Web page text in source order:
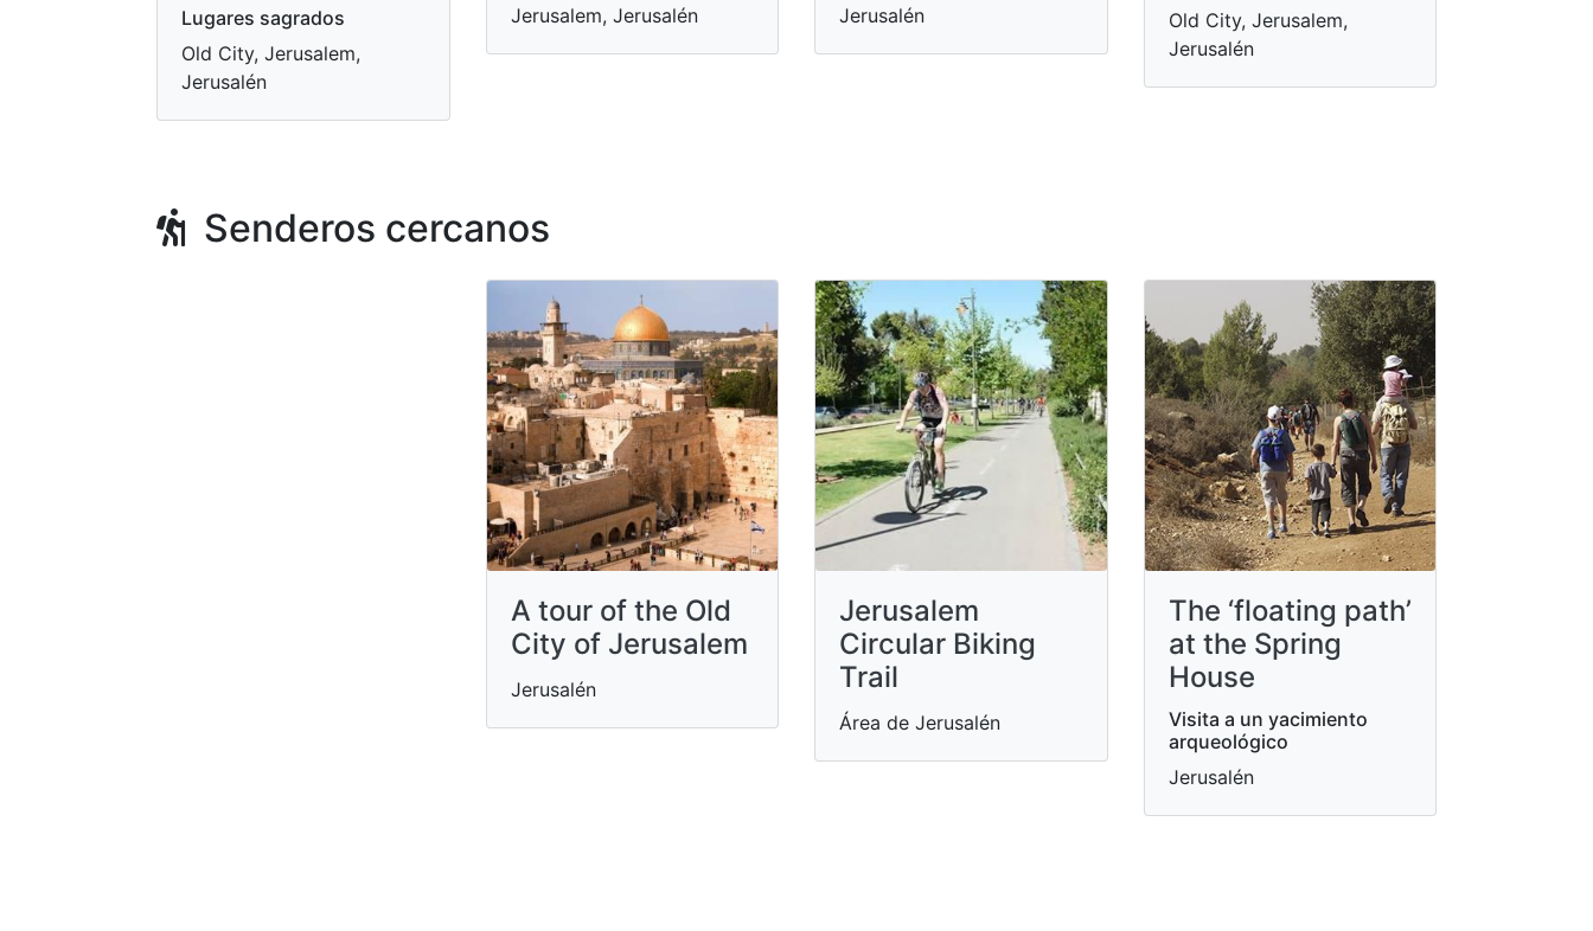
Lugares sagrados
Old City, Jerusalem,
Jerusalén
Jerusalem, Jerusalén
Jerusalén
Old City, Jerusalem,
Jerusalén
Senderos cercanos
A tour of the Old
City of Jerusalem
Jerusalén
Jerusalem
Circular Biking
Trail
Área de Jerusalén
The ‘floating path’
at the Spring
House
Visita a un yacimiento
arqueológico
Jerusalén